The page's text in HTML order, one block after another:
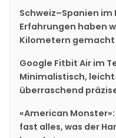
Schweiz–Spanien
Erfahrungen haben
Kilometern gemacht
Google Fitbit Air im
Minimalistisch, leicht
überraschend
«American
fast alles, was der